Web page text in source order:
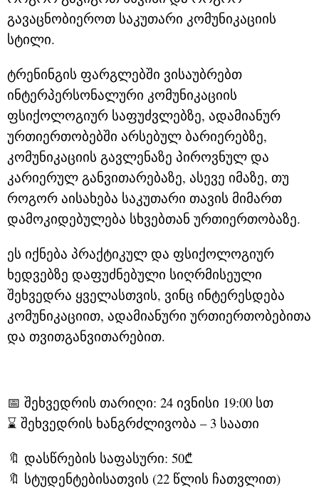
გავაცნობიეროთ საკუთარი კომუნიკაციის
სტილი.
ტრენინგის ფარგლებში ვისაუბრებთ
ინტერპერსონალური კომუნიკაციის
ფსიქოლოგიურ საფუძვლებზე, ადამიანურ
ურთიერთობებში არსებულ ბარიერებზე,
კომუნიკაციის გავლენაზე პიროვნულ და
კარიერულ განვითარებაზე, ასევე იმაზე, თუ
როგორ აისახება საკუთარი თავის მიმართ
დამოკიდებულება სხვებთან ურთიერთობაზე.
ეს იქნება პრაქტიკულ და ფსიქოლოგიურ
ხედვებზე დაფუძნებული სიღრმისეული
შეხვედრა ყველასთვის, ვინც ინტერესდება
კომუნიკაციით, ადამიანური ურთიერთობებითა
და თვითგანვითარებით.
📅 შეხვედრის თარიღი: 24 ივნისი 19:00 სთ
⌛ შეხვედრის ხანგრძლივობა – 3 საათი
🔖 დასწრების საფასური: 50₾
🔖 სტუდენტებისათვის (22 წლის ჩათვლით)